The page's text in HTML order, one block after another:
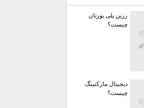
رزین پلی یورتان
چیست؟
دیجیتال مارکتینگ
چیست؟